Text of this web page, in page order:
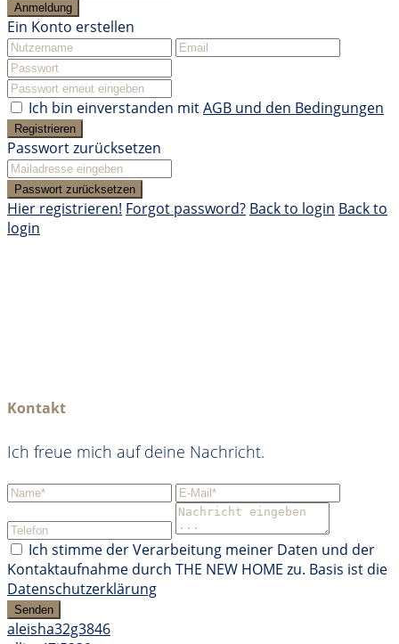
Anmeldung
Ein Konto erstellen
Ich bin einverstanden mitAGB und den Bedingungen
Registrieren
Passwort zurücksetzen
Passwort zurücksetzen
Hier registrieren! Forgot password? Back to login Back to
login
Kontakt
Ich freue mich auf deine Nachricht.
Ich stimme der Verarbeitung meiner Daten und der
Kontaktaufnahme durch THE NEW HOME zu. Basis ist die
Datenschutzerklärung
Senden
aleisha32g3846